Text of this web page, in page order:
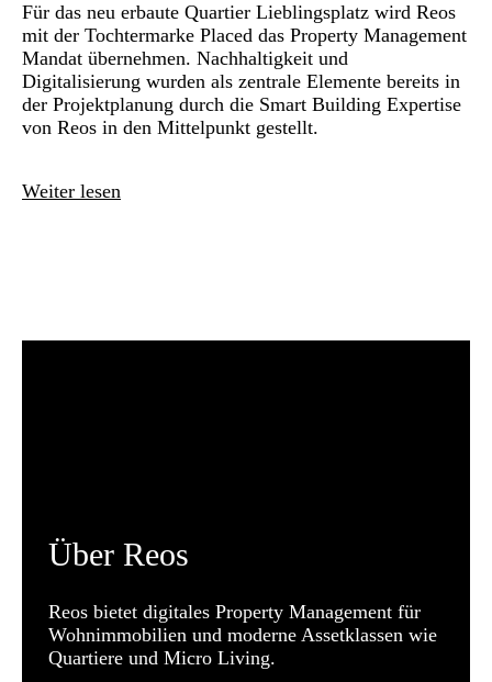
Für das neu erbaute Quartier Lieblingsplatz wird Reos
mit der Tochtermarke Placed das Property Management
Mandat übernehmen. Nachhaltigkeit und
Digitalisierung wurden als zentrale Elemente bereits in
der Projektplanung durch die Smart Building Expertise
von Reos in den Mittelpunkt gestellt.
Weiter lesen
Über Reos
Reos bietet digitales Property Management für
Wohnimmobilien und moderne Assetklassen wie
Quartiere und Micro Living.